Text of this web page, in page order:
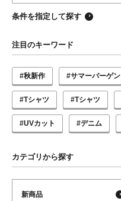
条件を指定して探す
注目のキーワード
#秋新作 #サマーバーゲン
#Tシャツ #Tシャツ
#UVカット #デニム
カテゴリから探す
新商品